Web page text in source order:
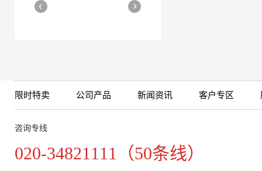
细胞培养瓶
More
限时特卖 公司产品 新闻资讯 客户专区
咨询专线
020-34821111（50条线）